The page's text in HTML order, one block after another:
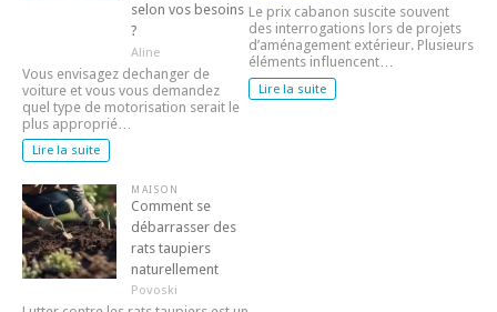
selon vos besoins
?
Aline
Vous envisagez dechanger de
voiture et vous vous demandez
quel type de motorisation serait le
plus approprié…
Lire la suite
Le prix cabanon suscite souvent
des interrogations lors de projets
d’aménagement extérieur. Plusieurs
éléments influencent…
Lire la suite
MAISON
Comment se
débarrasser des
rats taupiers
naturellement
Povoski